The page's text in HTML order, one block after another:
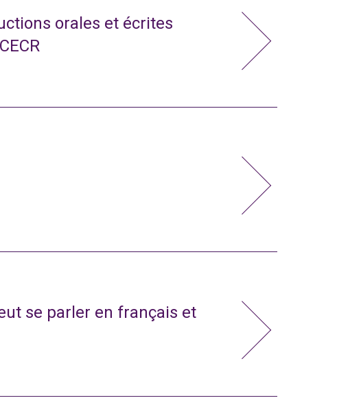
orales et écrites
se parler en français et